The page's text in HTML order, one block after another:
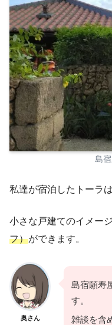
島
私達が宿泊したトーラ
小さな戸建てのイメージ
フ）ができます。
奥さん
島宿願寿
す。
雑談を含